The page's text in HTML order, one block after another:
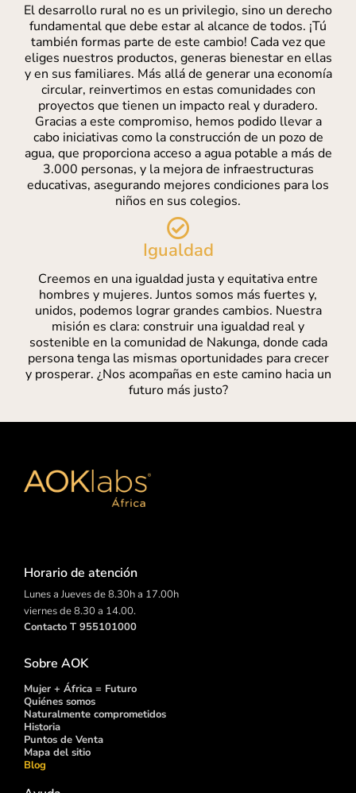
El desarrollo rural no es un privilegio, sino un derecho
fundamental que debe estar al alcance de todos. ¡Tú
también formas parte de este cambio! Cada vez que
eliges nuestros productos, generas bienestar en ellas
y en sus familiares. Más allá de generar una economía
circular, reinvertimos en estas comunidades con
proyectos que tienen un impacto real y duradero.
Gracias a este compromiso, hemos podido llevar a
cabo iniciativas como la construcción de un pozo de
agua, que proporciona acceso a agua potable a más de
3.000 personas, y la mejora de infraestructuras
educativas, asegurando mejores condiciones para los
niños en sus colegios.
Igualdad
Creemos en una igualdad justa y equitativa entre
hombres y mujeres. Juntos somos más fuertes y,
unidos, podemos lograr grandes cambios. Nuestra
misión es clara: construir una igualdad real y
sostenible en la comunidad de Nakunga, donde cada
persona tenga las mismas oportunidades para crecer
y prosperar. ¿Nos acompañas en este camino hacia un
futuro más justo?
Horario de atención
Lunes a Jueves de 8.30h a 17.00h
viernes de 8.30 a 14.00.
Contacto T 955101000
Sobre AOK
Mujer + África = Futuro
Quiénes somos
Naturalmente comprometidos
Historia
Puntos de Venta
Mapa del sitio
Blog